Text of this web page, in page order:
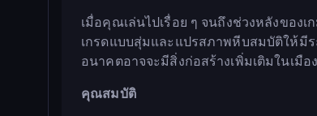
เมื่อคุณเล่นไปเรื่อย ๆ จนถึงช่วงหลังขอ
เกรดแบบสุ่มและแปรสภาพหีบสมบัติให้มี
อนาคตอาจจะมีสิ่งก่อสร้างเพิ่มเติมในเมือ
คุณสมบัติ